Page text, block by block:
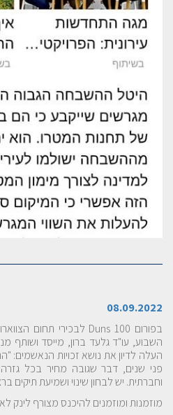
08.09.2022
בפורום Duns 100 לבכירי תחום
השבוע, עו"ד גלעד ברון, מייסד ושותף
העלה לדיון את נושא זכויות הנאשמים:
פני שנים, דבר שגובה מחיר בכל
וחברתית. יש לבחון שינוי ושמיעת תיקים
מוזמנות ומוזמנים להיכנס מצורף לינק